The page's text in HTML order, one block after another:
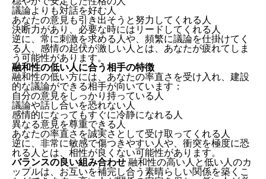
議論よりも対話を好む人
あなたの意見も引き出そうと努力してくれる人
決断力があり、必要な時にはリードしてくれる人
逆に、常に刺激を求める人や、頻繁に議論を仕掛けてく
る人、感情の起伏が激しい人とは、あなたが疲れてしま
う可能性があります。
融和性の低い人に合う相手の特徴
融和性の低い方には、あなたの率直さを受け入れ、建設
的な議論ができる相手が向いています：
自分の意見をしっかり持っている人
議論や話し合いを恐れない人
感情的になってもすぐに冷静になれる人
異なる意見を尊重できる人
あなたの率直さを誠実さとして受け取ってくれる人
逆に、非常に敏感で傷つきやすい人や、衝突を極度に恐
れる人とは、相性が良くない可能性があります。
バランスの良い組み合わせ 融和性の高い人と低い人のカ
ップルは、お互いを補完し合う素晴らしい関係を築くこ